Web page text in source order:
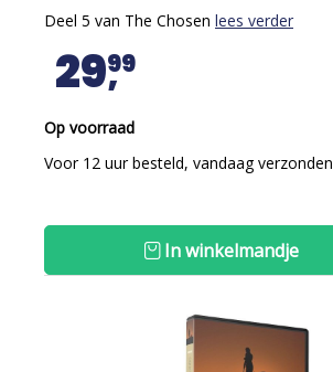
Deel 5 van The Chosen lees verder
2999
Op voorraad
Voor 12 uur besteld, vandaag verzonden
In winkelmandje